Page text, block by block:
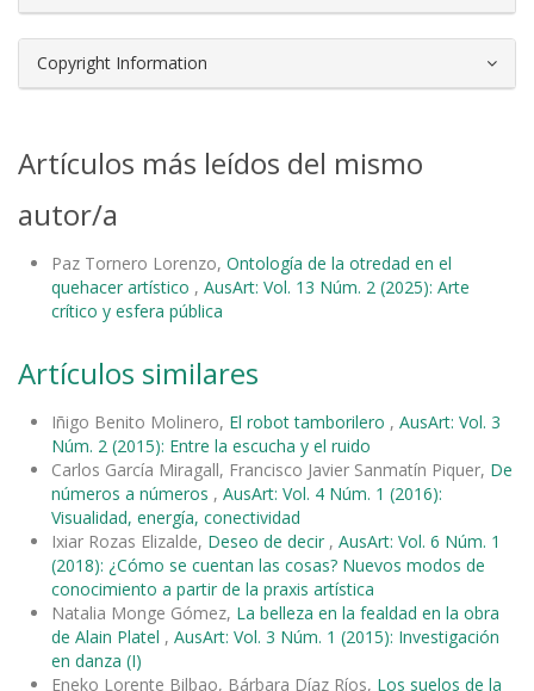
Copyright Information
Artículos más leídos del mismo
autor/a
Paz Tornero Lorenzo, Ontología de la otredad en el
quehacer artístico , AusArt: Vol. 13 Núm. 2 (2025): Arte
crítico y esfera pública
Artículos similares
Iñigo Benito Molinero, El robot tamborilero , AusArt: Vol. 3
Núm. 2 (2015): Entre la escucha y el ruido
Carlos García Miragall, Francisco Javier Sanmatín Piquer, De
números a números , AusArt: Vol. 4 Núm. 1 (2016):
Visualidad, energía, conectividad
Ixiar Rozas Elizalde, Deseo de decir , AusArt: Vol. 6 Núm. 1
(2018): ¿Cómo se cuentan las cosas? Nuevos modos de
conocimiento a partir de la praxis artística
Natalia Monge Gómez, La belleza en la fealdad en la obra
de Alain Platel , AusArt: Vol. 3 Núm. 1 (2015): Investigación
en danza (I)
Eneko Lorente Bilbao, Bárbara Díaz Ríos, Los suelos de la